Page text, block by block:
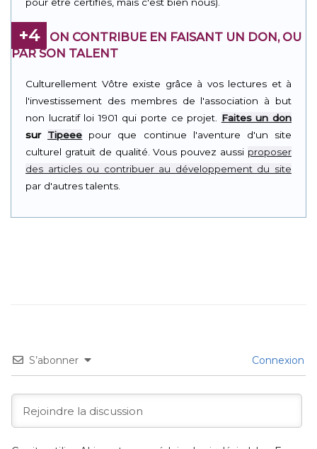
+4
ON CONTRIBUE EN FAISANT UN DON, OU
PAR SON TALENT
Culturellement Vôtre existe grâce à vos lectures et à
l'investissement des membres de l'association à but
non lucratif loi 1901 qui porte ce projet. Faites un don
sur Tipeee pour que continue l'aventure d'un site
culturel gratuit de qualité. Vous pouvez aussi proposer
des articles ou contribuer au développement du site
par d'autres talents.
S’abonner Connexion